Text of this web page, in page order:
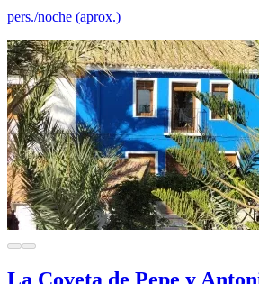
pers./noche (aprox.)